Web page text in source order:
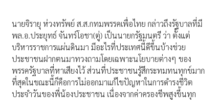
นายจิรายุ ห่วงทรัพย์ ส.ส.กทมพรรคเพื่อไทย กล่าวถึงรัฐบาลที่มี
พล.อ.ประยุทธ์ จันทร์โอชา(ตู่) เป็นนายกรัฐมนตรี ว่า ตั้งแต่
บริหารราชการแผ่นดินมา มีอะไรที่ประเทศนี้ดีขึ้นบ้างช่วย
ประชาชนฝากตนมาทวงถามโดยเฉพาะนโยบายต่างๆ ของ
พรรครัฐบาลที่หาเสียงไว้ ส่วนที่ประชาชนรู้สึกระทมทนทุกข์มาก
ที่สุดในขณะนี้ก็คือการไม่ออกมาแก้ไขปัญหาในการดำรงชีวิต
ประจำวันของพี่น้องประชาชน เนื่องจากค่าครองชีพสูงขึ้นทุก